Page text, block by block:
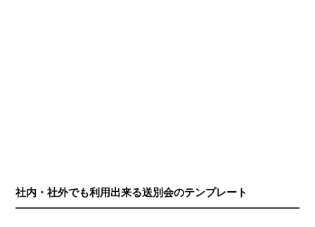
社内・社外でも利用出来る送別会のテンプレート